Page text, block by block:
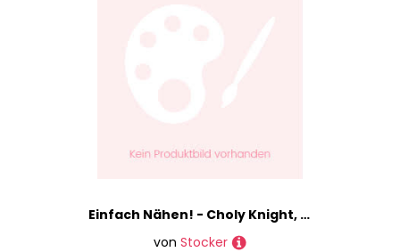
Einfach Nähen! - Choly Knight, Kartoniert (TB)
von Stocker